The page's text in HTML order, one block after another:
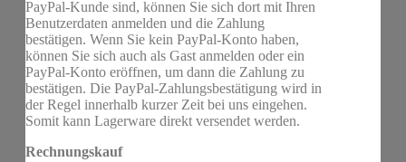
PayPal-Kunde sind, können Sie sich dort mit Ihren
Benutzerdaten anmelden und die Zahlung
bestätigen. Wenn Sie kein PayPal-Konto haben,
können Sie sich auch als Gast anmelden oder ein
PayPal-Konto eröffnen, um dann die Zahlung zu
bestätigen. Die PayPal-Zahlungsbestätigung wird in
der Regel innerhalb kurzer Zeit bei uns eingehen.
Somit kann Lagerware direkt versendet werden.
Rechnungskauf